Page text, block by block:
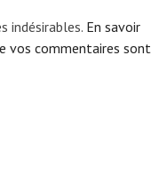
indésirables. En savoir
vos commentaires sont